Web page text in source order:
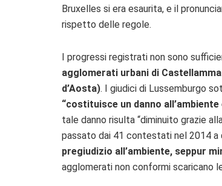
Bruxelles si era esaurita, e il
rispetto delle regole.
I progressi registrati non sono
agglomerati urbani di
d’Aosta). I giudici di Lussemburgo
“costituisce un danno
tale danno risulta “diminuito grazie
passato dai 41 contestati nel 2014 a
pregiudizio all’ambiente, seppur
agglomerati non conformi scaricano